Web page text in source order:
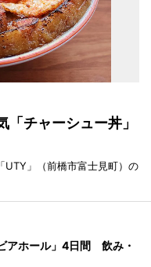
チャーシュー丼」
UTY」（前橋市富士見町）の
アホール」4日間 飲み・